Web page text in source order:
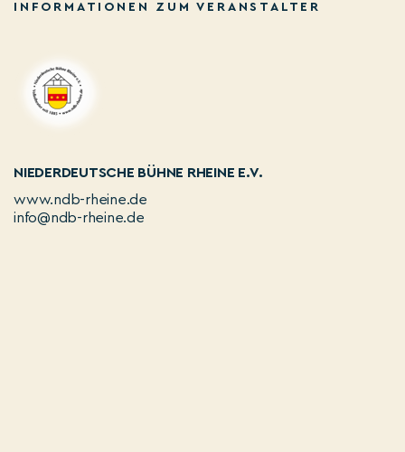
INFORMATIONEN ZUM VERANSTALTER
NIEDERDEUTSCHE BÜHNE RHEINE E.V.
www.ndb-rheine.de
info@ndb-rheine.de